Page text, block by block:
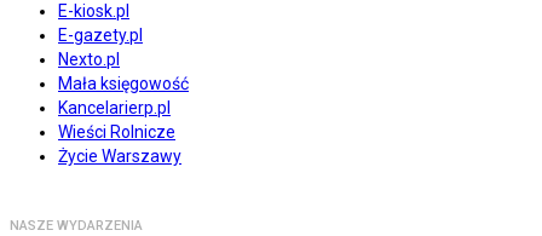
E-kiosk.pl
E-gazety.pl
Nexto.pl
Mała księgowość
Kancelarierp.pl
Wieści Rolnicze
Życie Warszawy
NASZE WYDARZENIA